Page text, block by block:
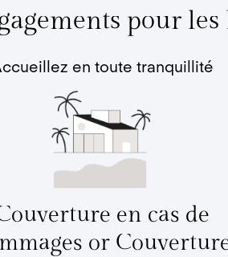
pour les
en toute tranquillité
en cas de
or